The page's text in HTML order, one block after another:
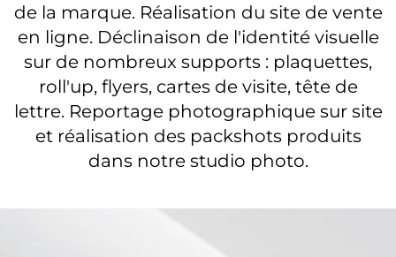
de la marque. Réalisation du site de vente
en ligne. Déclinaison de l'identité visuelle
sur de nombreux supports : plaquettes,
roll'up, flyers, cartes de visite, tête de
lettre. Reportage photographique sur site
et réalisation des packshots produits
dans notre studio photo.